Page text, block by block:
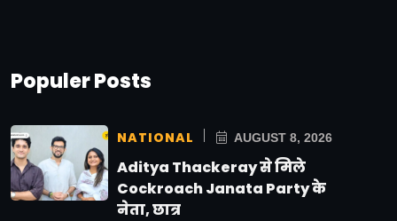
Populer Posts
NATIONAL AUGUST 8, 2026
Aditya Thackeray से मिले
Cockroach Janata Party के
नेता, छात्र